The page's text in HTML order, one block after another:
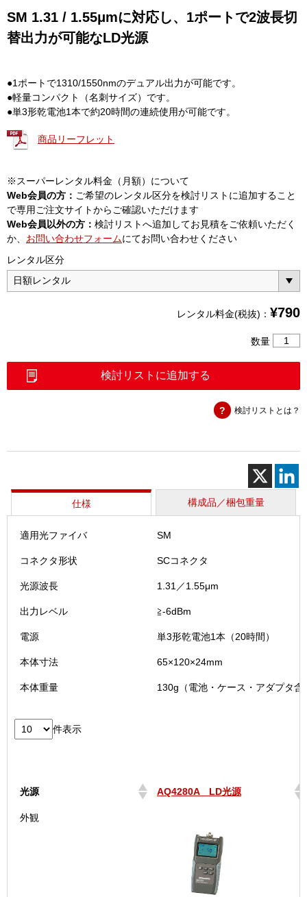
SM 1.31 / 1.55μmに対応し、1ポートで2波長切
替出力が可能なLD光源
●1ポートで1310/1550nmのデュアル出力が可能です。
●軽量コンパクト（名刺サイズ）です。
●単3形乾電池1本で約20時間の連続使用が可能です。
商品リーフレット
※スーパーレンタル料金（月額）について
Web会員の方： ご希望のレンタル区分を検討リストに追加すること
で専用ご注文サイトからご確認いただけます
Web会員以外の方： 検討リストへ追加してお見積をご依頼いただく
か、 お問い合わせフォームにてお問い合わせください
レンタル区分
レンタル料金(税抜)： ¥790
数量
源
検討リストに追加する
検討リストとは？
仕様 構成品／梱包重量
適用光ファイバ SM
コネクタ形状 SCコネクタ
光源波長 1.31／1.55μm
出力レベル ≧-6dBm
電源 単3形乾電池1本（20時間）
本体寸法 65×120×24mm
本体重量 130g（電池・ケース・アダプタ含
件表示
光源
AQ4280A LD光源
光源
外観